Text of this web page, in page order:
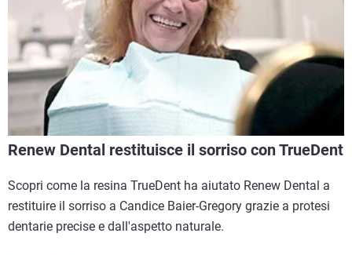
Renew Dental restituisce il sorriso con TrueDent
Scopri come la resina TrueDent ha aiutato Renew Dental a
restituire il sorriso a Candice Baier-Gregory grazie a protesi
dentarie precise e dall'aspetto naturale.